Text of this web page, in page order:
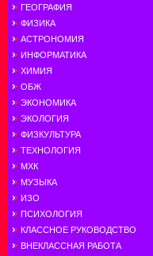
ГЕОГРАФИЯ
ФИЗИКА
АСТРОНОМИЯ
ИНФОРМАТИКА
ХИМИЯ
ОБЖ
ЭКОНОМИКА
ЭКОЛОГИЯ
ФИЗКУЛЬТУРА
ТЕХНОЛОГИЯ
МХК
МУЗЫКА
ИЗО
ПСИХОЛОГИЯ
КЛАССНОЕ РУКОВОДСТВО
ВНЕКЛАССНАЯ РАБОТА